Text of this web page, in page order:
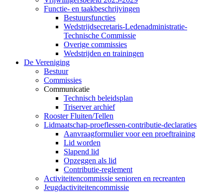
Functie- en taakbeschrijvingen
Bestuursfuncties
Wedstrijdsecretaris-Ledenadministratie-
Technische Commissie
Overige commissies
Wedstrijden en trainingen
De Vereniging
Bestuur
Commissies
Communicatie
Technisch beleidsplan
Triserver archief
Rooster Fluiten/Tellen
Lidmaatschap-proeflessen-contributie-declaraties
Aanvraagformulier voor een proeftraining
Lid worden
Slapend lid
Opzeggen als lid
Contributie-reglement
Activiteitencommissie senioren en recreanten
Jeugdactiviteitencommissie